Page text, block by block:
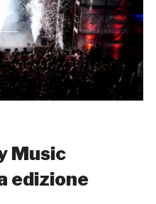
Music
edizione